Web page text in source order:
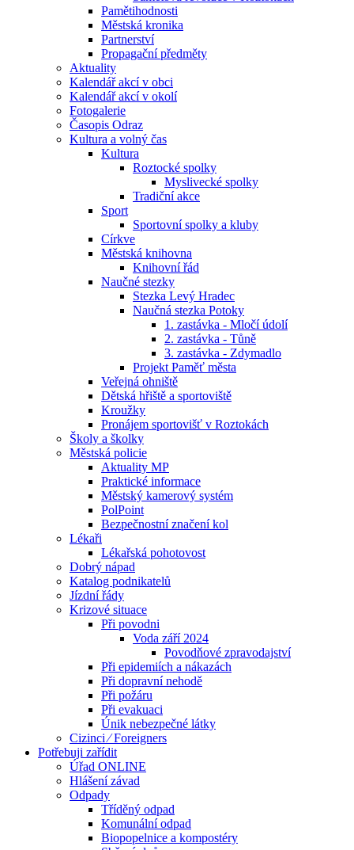
Pamětihodnosti
Městská kronika
Partnerství
Propagační předměty
Aktuality
Kalendář akcí v obci
Kalendář akcí v okolí
Fotogalerie
Časopis Odraz
Kultura a volný čas
Kultura
Roztocké spolky
Myslivecké spolky
Tradiční akce
Sport
Sportovní spolky a kluby
Církve
Městská knihovna
Knihovní řád
Naučné stezky
Stezka Levý Hradec
Naučná stezka Potoky
1. zastávka - Mločí údolí
2. zastávka - Tůně
3. zastávka - Zdymadlo
Projekt Paměť města
Veřejná ohniště
Dětská hřiště a sportoviště
Kroužky
Pronájem sportovišť v Roztokách
Školy a školky
Městská policie
Aktuality MP
Praktické informace
Městský kamerový systém
PolPoint
Bezpečnostní značení kol
Lékaři
Lékařská pohotovost
Dobrý nápad
Katalog podnikatelů
Jízdní řády
Krizové situace
Při povodni
Voda září 2024
Povodňové zpravodajství
Při epidemiích a nákazách
Při dopravní nehodě
Při požáru
Při evakuaci
Únik nebezpečné látky
Cizinci ⁄ Foreigners
Potřebuji zařídit
Úřad ONLINE
Hlášení závad
Odpady
Tříděný odpad
Komunální odpad
Biopopelnice a kompostéry